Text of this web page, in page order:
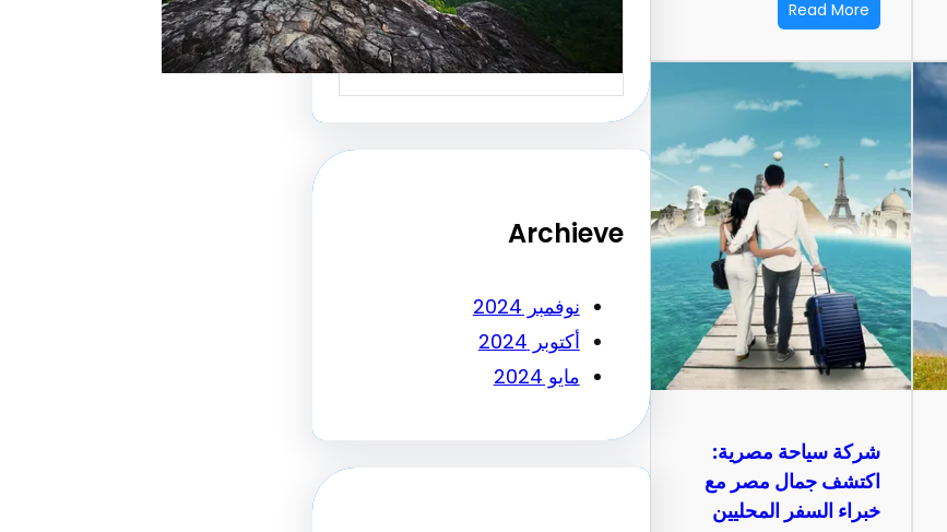
Read More
شركة سياحة مصرية:
اكتشف جمال مصر مع
خبراء السفر المحليين
أساسي لجذب الزبائن وتحقيق
النجاح…
Archieve
نوفمبر 2024
أكتوبر 2024
مايو 2024